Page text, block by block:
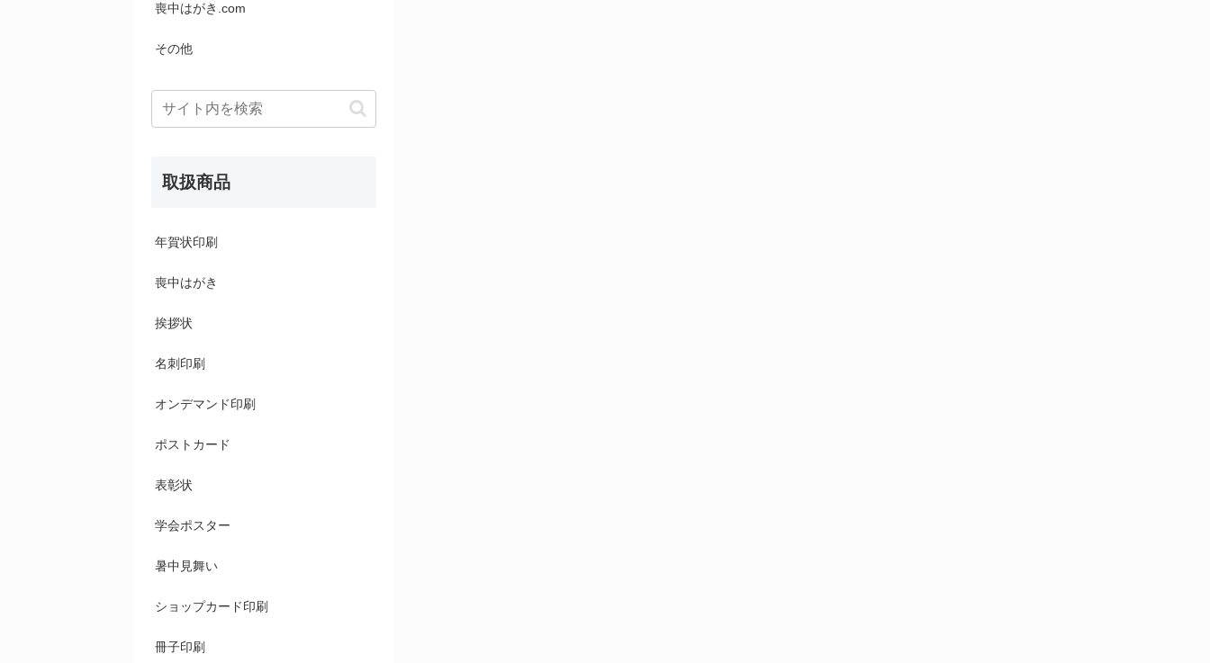
喪中はがき.com
その他
取扱商品
年賀状印刷
喪中はがき
挨拶状
名刺印刷
オンデマンド印刷
ポストカード
表彰状
学会ポスター
暑中見舞い
ショップカード印刷
冊子印刷